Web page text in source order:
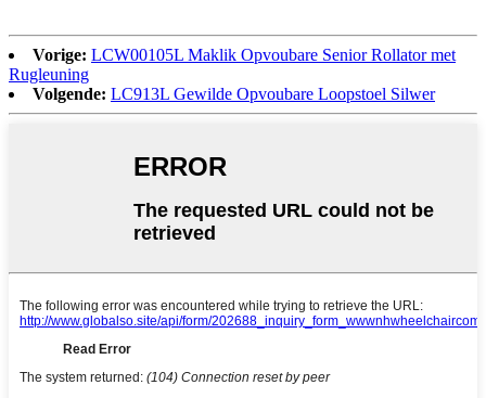
Vorige: LCW00105L Maklik Opvoubare Senior Rollator met
Rugleuning
Volgende: LC913L Gewilde Opvoubare Loopstoel Silwer